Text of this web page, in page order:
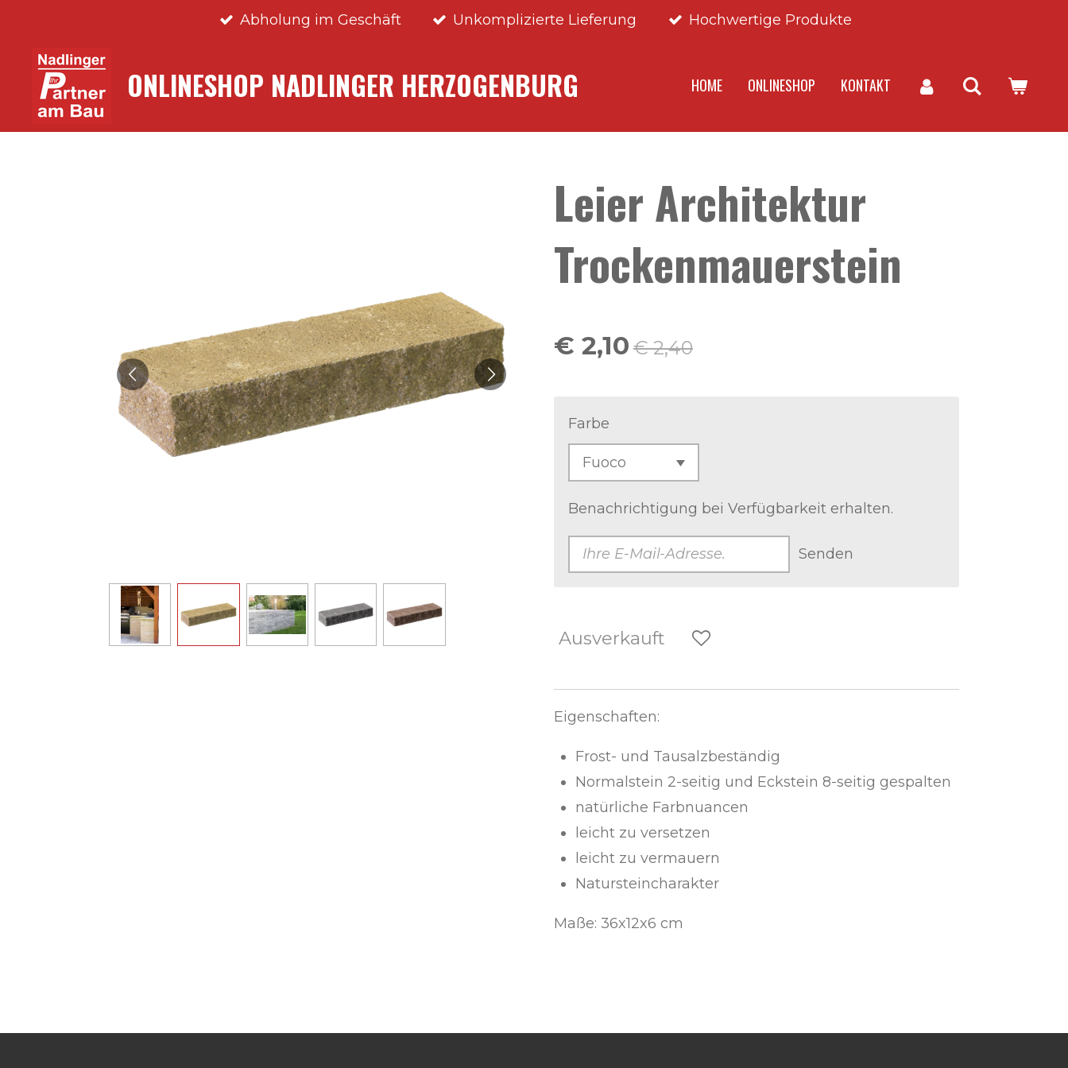
springen
Abholung im Geschäft Unkomplizierte Lieferung Hochwertige Produkte
ONLINESHOP NADLINGER HERZOGENBURG HOME ONLINESHOP KONTAKT
Leier Architektur
Trockenmauerstein
€ 2,10 € 2,40
Farbe
Benachrichtigung bei Verfügbarkeit erhalten.
Senden
Ausverkauft
Eigenschaften:
Frost- und Tausalzbeständig
Normalstein 2-seitig und Eckstein 8-seitig gespalten
natürliche Farbnuancen
leicht zu versetzen
leicht zu vermauern
Natursteincharakter
Maße: 36x12x6 cm